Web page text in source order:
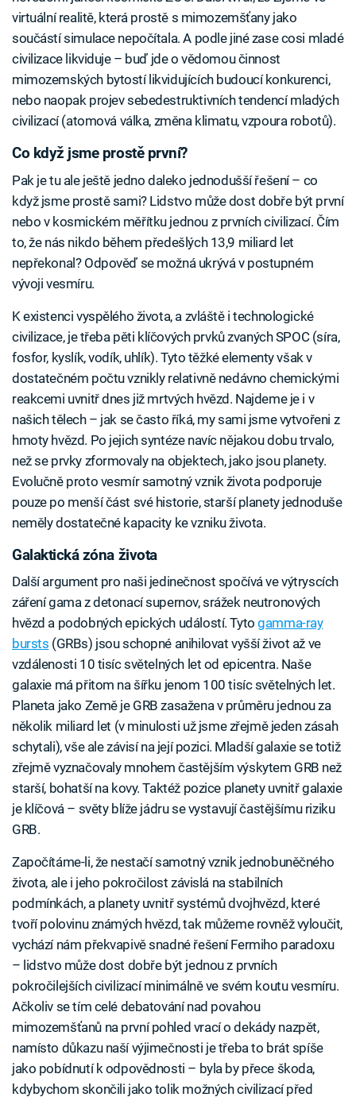
virtuální realitě, která prostě s mimozemšťany jako
součástí simulace nepočítala. A podle jiné zase cosi mladé
civilizace likviduje – buď jde o vědomou činnost
mimozemských bytostí likvidujících budoucí konkurenci,
nebo naopak projev sebedestruktivních tendencí mladých
civilizací (atomová válka, změna klimatu, vzpoura robotů).
Co když jsme prostě první?
Pak je tu ale ještě jedno daleko jednodušší řešení – co
když jsme prostě sami? Lidstvo může dost dobře být první
nebo v kosmickém měřítku jednou z prvních civilizací. Čím
to, že nás nikdo během předešlých 13,9 miliard let
nepřekonal? Odpověď se možná ukrývá v postupném
vývoji vesmíru.
K existenci vyspělého života, a zvláště i technologické
civilizace, je třeba pěti klíčových prvků zvaných SPOC (síra,
fosfor, kyslík, vodík, uhlík). Tyto těžké elementy však v
dostatečném počtu vznikly relativně nedávno chemickými
reakcemi uvnitř dnes již mrtvých hvězd. Najdeme je i v
našich tělech – jak se často říká, my sami jsme vytvořeni z
hmoty hvězd. Po jejich syntéze navíc nějakou dobu trvalo,
než se prvky zformovaly na objektech, jako jsou planety.
Evolučně proto vesmír samotný vznik života podporuje
pouze po menší část své historie, starší planety jednoduše
neměly dostatečné kapacity ke vzniku života.
Galaktická zóna života
Další argument pro naši jedinečnost spočívá ve výtryscích
záření gama z detonací supernov, srážek neutronových
hvězd a podobných epických událostí. Tytogamma-ray
bursts (GRBs) jsou schopné anihilovat vyšší život až ve
vzdálenosti 10 tisíc světelných let od epicentra. Naše
galaxie má přitom na šířku jenom 100 tisíc světelných let.
Planeta jako Země je GRB zasažena v průměru jednou za
několik miliard let (v minulosti už jsme zřejmě jeden zásah
schytali), vše ale závisí na její pozici. Mladší galaxie se totiž
zřejmě vyznačovaly mnohem častějším výskytem GRB než
starší, bohatší na kovy. Taktéž pozice planety uvnitř galaxie
je klíčová – světy blíže jádru se vystavují častějšímu riziku
GRB.
Započítáme-li, že nestačí samotný vznik jednobuněčného
života, ale i jeho pokročilost závislá na stabilních
podmínkách, a planety uvnitř systémů dvojhvězd, které
tvoří polovinu známých hvězd, tak můžeme rovněž vyloučit,
vychází nám překvapivě snadné řešení Fermiho paradoxu
– lidstvo může dost dobře být jednou z prvních
pokročilejších civilizací minimálně ve svém koutu vesmíru.
Ačkoliv se tím celé debatování nad povahou
mimozemšťanů na první pohled vrací o dekády nazpět,
namísto důkazu naší výjimečnosti je třeba to brát spíše
jako pobídnutí k odpovědnosti – byla by přece škoda,
kdybychom skončili jako tolik možných civilizací před